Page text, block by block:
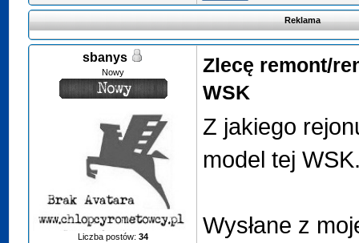
Reklama
sbanys
Nowy
Liczba postów:34
Zlecę remont/
WSK
Z jakiego
model tej
Wysłane z